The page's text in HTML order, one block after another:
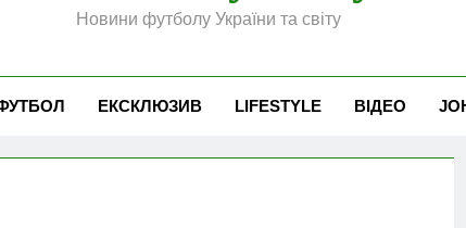
Новини футболу України та світу
ЕКСКЛЮЗИВ LIFESTYLE ВІДЕО